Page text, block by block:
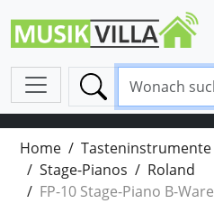
Home Tasteninstrumente
Stage-Pianos
Roland
FP-10 Stage-Piano B-Ware